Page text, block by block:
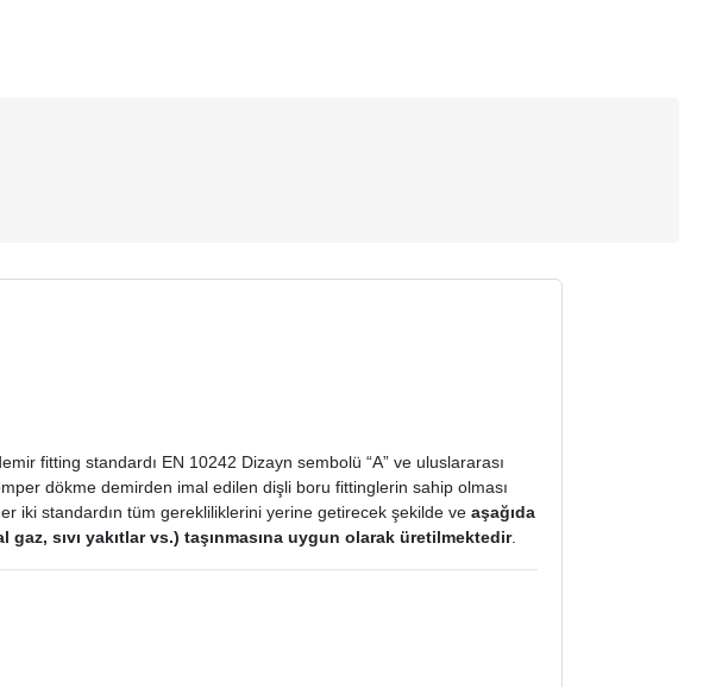
fitting standardı EN 10242 Dizayn sembolü “A” ve uluslararası
dökme demirden imal edilen dişli boru fittinglerin sahip olması
iki standardın tüm gerekliliklerini yerine getirecek şekilde veaşağıda
sıvı yakıtlar vs.) taşınmasına uygun olarak üretilmektedir.